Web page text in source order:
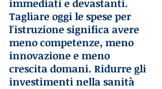
immediati e devastanti.
Tagliare oggi le spese per
l'istruzione significa avere
meno competenze, meno
innovazione e meno
crescita domani. Ridurre gli
investimenti nella sanità